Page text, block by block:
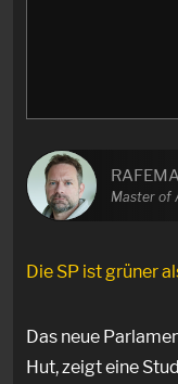
Master of
Die SP ist grüner
Das neue
Hut, zeigt eine